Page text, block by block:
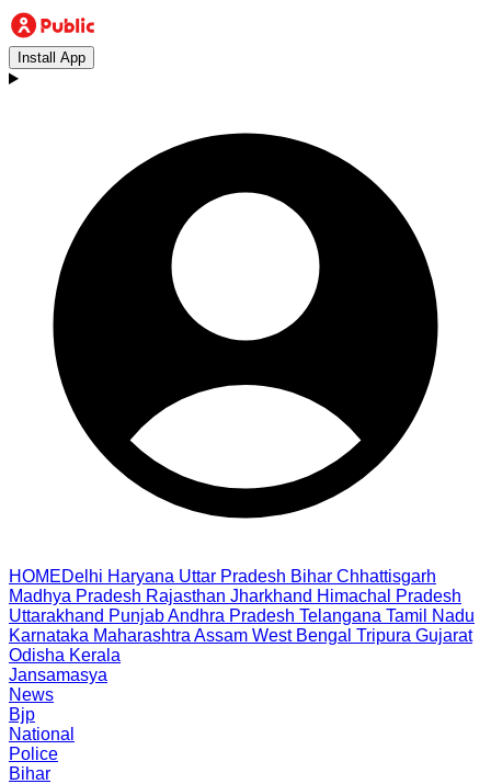
Install App
HOMEDelhi Haryana Uttar Pradesh Bihar Chhattisgarh
Madhya Pradesh Rajasthan Jharkhand Himachal Pradesh
Uttarakhand PunjabAndhra Pradesh Telangana Tamil Nadu
Karnataka Maharashtra Assam West Bengal Tripura Gujarat
Odisha Kerala
Jansamasya
News
Bjp
National
Police
Bihar